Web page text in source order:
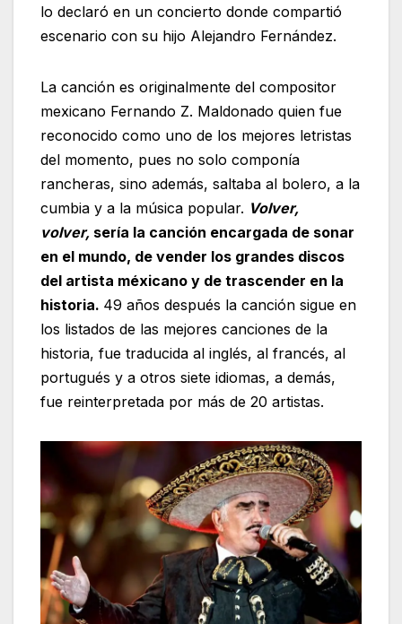
lo declaró en un concierto donde compartió
escenario con su hijo Alejandro Fernández.
La canción es originalmente del compositor
mexicano Fernando Z. Maldonado quien fue
reconocido como uno de los mejores letristas
del momento, pues no solo componía
rancheras, sino además, saltaba al bolero, a la
cumbia y a la música popular. Volver,
volver, sería la canción encargada de sonar
en el mundo, de vender los grandes discos
del artista méxicano y de trascender en la
historia. 49 años después la canción sigue en
los listados de las mejores canciones de la
historia, fue traducida al inglés, al francés, al
portugués y a otros siete idiomas, a demás,
fue reinterpretada por más de 20 artistas.